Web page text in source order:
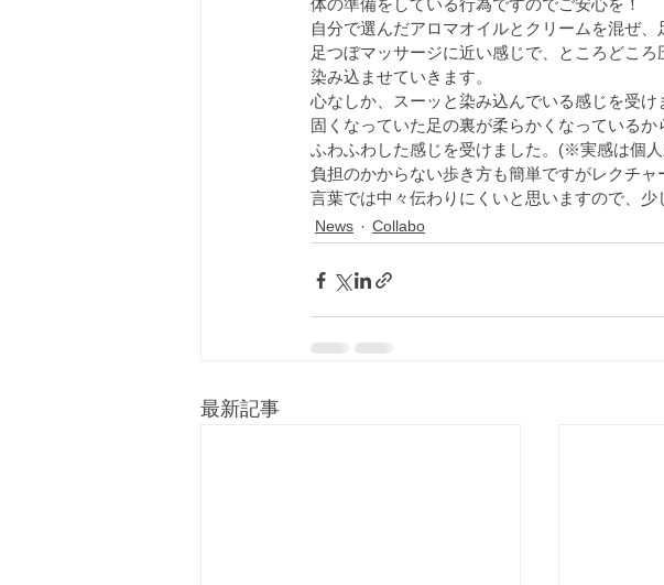
体の準備をしている行為ですのでご安心を！
自分で選んだアロマオイルとクリームを混ぜ、
足つぼマッサージに近い感じで、ところどこ
染み込ませていきます。
心なしか、スーッと染み込んでいる感じを受け
固くなっていた足の裏が柔らかくなっている
ふわふわした感じを受けました。(※実感は個
負担のかからない歩き方も簡単ですがレクチャ
言葉では中々伝わりにくいと思いますので、少
News Collabo
最新記事